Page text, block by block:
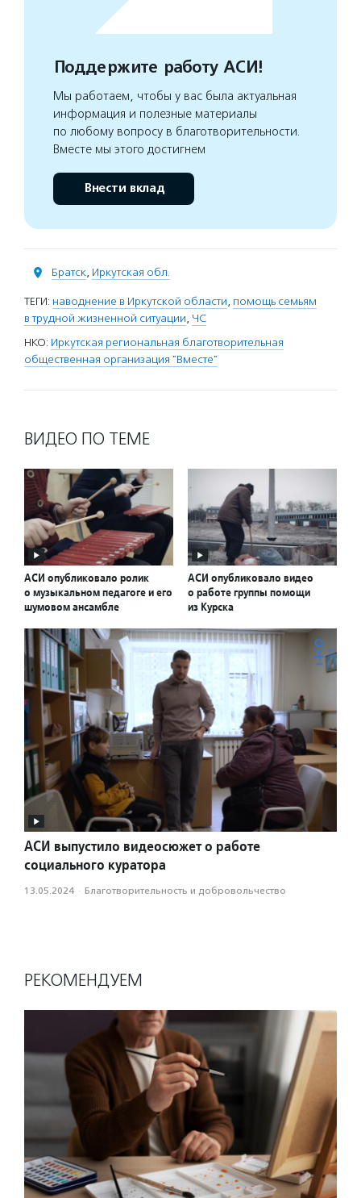
Поддержите работу АСИ!
Мы работаем, чтобы у вас была актуальная
информация и полезные материалы
по любому вопросу в благотворительности.
Вместе мы этого достигнем
Внести вклад
Братск, Иркутская обл.
ТЕГИ: наводнение в Иркутской области, помощь семьям
в трудной жизненной ситуации, ЧС
НКО: Иркутская региональная благотворительная
общественная организация "Вместе"
ВИДЕО ПО ТЕМЕ
АСИ опубликовало ролик
о музыкальном педагоге и его
шумовом ансамбле
АСИ опубликовало видео
о работе группы помощи
из Курска
АСИ выпустило видеосюжет о работе
социального куратора
13.05.2024 · Благотвори­тель­ность и доброволь­чест­во
РЕКОМЕНДУЕМ